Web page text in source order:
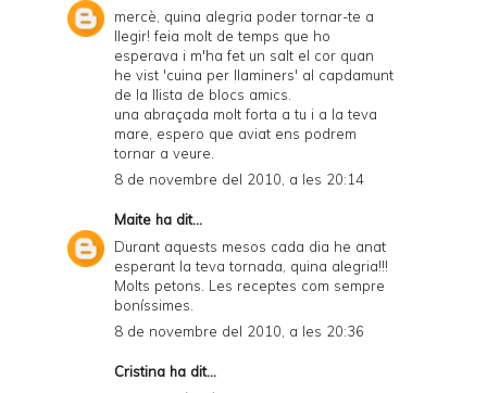
mercè, quina alegria poder tornar-te a
llegir! feia molt de temps que ho
esperava i m'ha fet un salt el cor quan
he vist 'cuina per llaminers' al capdamunt
de la llista de blocs amics.
una abraçada molt forta a tu i a la teva
mare, espero que aviat ens podrem
tornar a veure.
8 de novembre del 2010, a les 20:14
Maite ha dit...
Durant aquests mesos cada dia he anat
esperant la teva tornada, quina alegria!!!
Molts petons. Les receptes com sempre
boníssimes.
8 de novembre del 2010, a les 20:36
Cristina ha dit...